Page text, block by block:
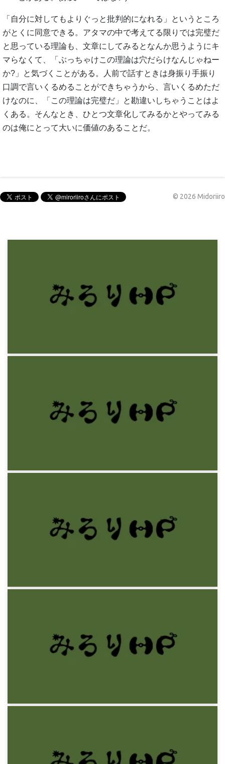
「自分に対してもよりぐっと批判的になれる」というところ
がとくに同意できる。アタマの中で考えてる限りでは完璧だ
と思っている理論も、文章にしてみるとなんか思うようにキ
マらなくて、「ぶっちゃけこの理論は穴だらけなんじゃねー
か?」と気づくことがある。人前で話すときは身振り手振り
口調で言いくるめることができちゃうから、言いくるめただ
けなのに、「この理論は完璧だ」と勘違いしちゃうことはよ
くある。そんなとき、ひとつ文章化してみるかとやってみる
のは俺にとって大いに価値のあることだ。
© 2026 Midoriiro
ホーガン『ミクロ・パーク』
レン・フィッシャー『日常生活に潜むゲーム理
論』
トム・クランシー『レッド・オクトーバーを追
え』
神林長平『魂の駆動体』